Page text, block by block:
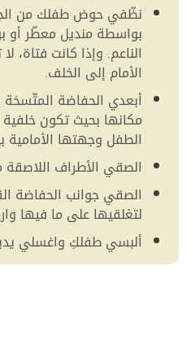
نظّفي حوض طفلك من
بواسطة منديل معطّر
الناعم. وإذا كانت
الأمام إلى الخلف.
أبعدي الحفاضة
مكانها بحيث تكون
الطفل وجهتها الأمامية
الصقي الأطراف اللاصقة
الصقي جوانب الحفاضة
لتغلقيها على ما فيها
ألبسي طفلكِ واغسلي